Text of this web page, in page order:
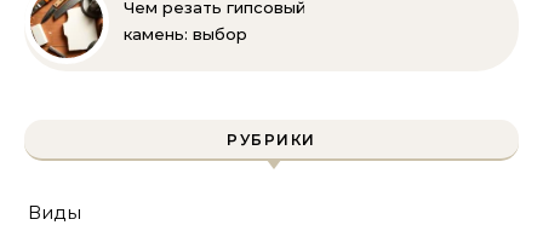
Чем резать гипсовый
камень: выбор
РУБРИКИ
Виды